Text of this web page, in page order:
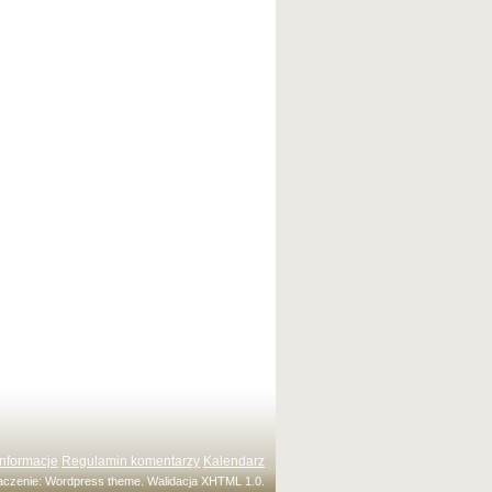
Regulamin komentarzy Kalendarz
Wordpress theme. WalidacjaXHTML 1.0.